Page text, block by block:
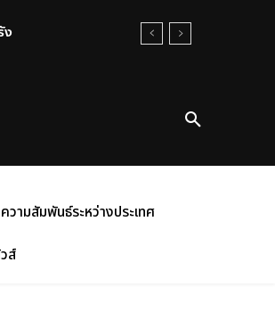
งาบ้า-ไอซ์มา
ความสัมพันธ์ระหว่างประเทศ
ส์